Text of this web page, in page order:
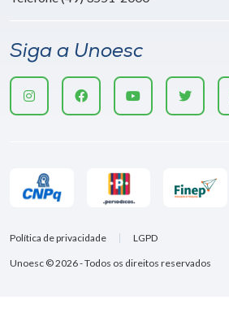
Siga a Unoesc
Unoesc © 2026 - Todos os direitos reservados
Política de privacidade LGPD